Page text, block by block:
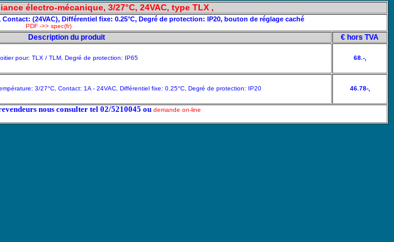
électro-mécanique, 3/27°C, 24VAC, type TLX ,
(24VAC), Différentiel fixe: 0.25°C, Degré de protection: IP20, bouton de réglage caché
PDF ->> spec(fr)
Description du produit € hors TVA
pour: TLX / TLM, Degré de protection: IP65 68.-,
3/27°C, Contact: 1A - 24VAC, Différentiel fixe: 0.25°C, Degré de protection: IP20 46.78-,
nous consulter tel 02/5210045 ou demande on-line